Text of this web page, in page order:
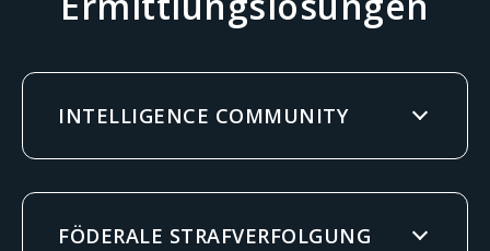
INTELLIGENCE COMMUNITY
FÖDERALE STRAFVERFOLGUNG